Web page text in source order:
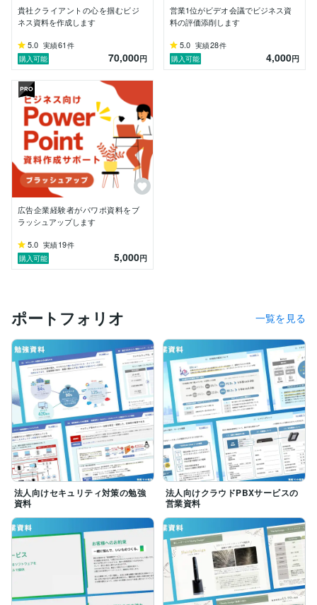
◎上記2社での勤務時、数百人〜数千人規模の社内営業
｜今までの実績｜
◎日本シェア1位 金融業界様の新規システム導入用プレ
経営層向け説明資料を構成からデザインまで担当
◎大手小売業界様のグループ会社様に、利用顧客数百万
人向けの
キャンペーンを企画提案、実施、分析まで担当
◎日本全国に数万店舗を展開する飲食業界様に、新製品
の導入提案を
行うための営業資料を構成からデザインまで担当し受
注
◎大手電力業界のグループ会社様からのご依頼で、Bto
B向けの標準提案書、
て、現在も業務委託契約中
ーーーーーーーーーーーーーーーーーーーーーーーーー
ー
新規顧客向け売り込み資料 ／ 法人既存顧客向け報告資
料
キーマンの決裁者向け資料 ／ 大手企業の経営層向け資
料
投資家向けピッチ資料 ／ ホワイトペーパー ／ チラ
シ
などの作成実績がございます！
ーーーーーーーーーーーーーーーーーーーーーーーーー
ー
｜こんなお悩みにおすすめのサービスです｜
●資料を作ってみたが、構成やデザインがしっくりこな
い。
●資料のパーツはあるが、ストーリラインのイメージが
沸かない。
●アイデアメモを資料に起こしたいが時間がない。
●営業経験者がおらず、営業資料のイロハがわからな
い‥
貴社クライアントの心を掴むビジ
ネス資料を作成します
5.0 実績61 件
購入可能
70,000円
営業1位がビデオ会議でビジネス資
料の評価添削します
5.0 実績28件
購入可能
4,000円
広告企業経験者がパワポ資料をブ
ラッシュアップします
5.0 実績19件
購入可能
5,000円
ポートフォリオ 一覧を見る
法人向けセキュリティ対策の勉強
資料
法人向けクラウドPBXサービスの
営業資料